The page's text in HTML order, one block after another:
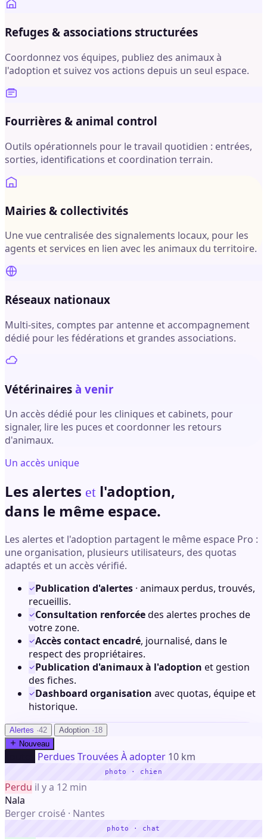
Refuges & associations structurées
Coordonnez vos équipes, publiez des animaux à
l'adoption et suivez vos actions depuis un seul espace.
Fourrières & animal control
Outils opérationnels pour le travail quotidien : entrées,
sorties, identifications et coordination terrain.
Mairies & collectivités
Une vue centralisée des signalements locaux, pour les
agents et services en lien avec les animaux du territoire.
Réseaux nationaux
Multi-sites, comptes par antenne et accompagnement
dédié pour les fédérations et grandes associations.
Vétérinaires à venir
Un accès dédié pour les cliniques et cabinets, pour
signaler, lire les puces et coordonner les retours
d'animaux.
Un accès unique
Les alertes etl'adoption,
dans le même espace.
Les alertes et l'adoption partagent le même espace Pro :
une organisation, plusieurs utilisateurs, des quotas
adaptés et un accès vérifié.
Publication d'alertes · animaux perdus, trouvés,
recueillis.
Consultation renforcéedes alertes proches de
votre zone.
Accès contact encadré, journalisé, dans le
respect des propriétaires.
Publication d'animaux à l'adoption et gestion
des fiches.
Dashboard organisation avec quotas, équipe et
historique.
Alertes ·42 Adoption ·18
Nouveau
Perdues Trouvées À adopter 10 km
photo · chien
Perdu il y a 12 min
Nala
Berger croisé · Nantes
photo · chat